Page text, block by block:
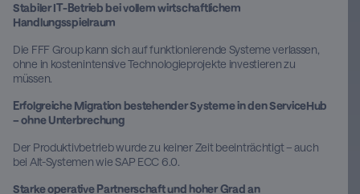
Stabiler IT-Betrieb bei vollem wirtschaftlichem
Handlungsspielraum
Die FFF Group kann sich auf funktionierende Systeme verlassen,
ohne in kostenintensive Technologieprojekte investieren zu
müssen.
Erfolgreiche Migration bestehender Systeme in den ServiceHub
– ohne Unterbrechung
Der Produktivbetrieb wurde zu keiner Zeit beeinträchtigt – auch
bei Alt-Systemen wie SAP ECC 6.0.
Starke operative Partnerschaft und hoher Grad an